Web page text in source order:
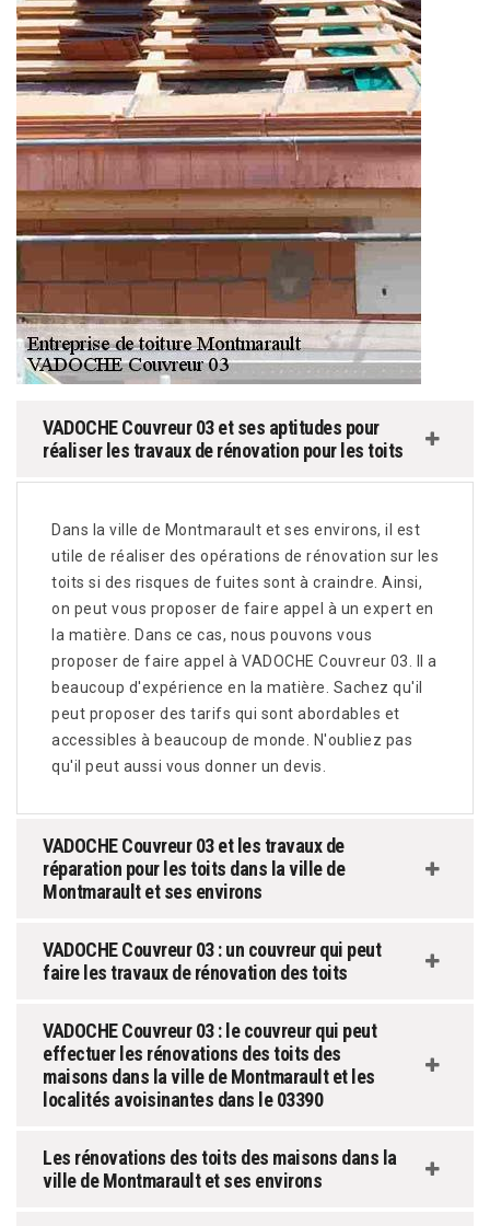
VADOCHE Couvreur 03 et ses aptitudes pour
réaliser les travaux de rénovation pour les toits
Dans la ville de Montmarault et ses environs, il est
utile de réaliser des opérations de rénovation sur les
toits si des risques de fuites sont à craindre. Ainsi,
on peut vous proposer de faire appel à un expert en
la matière. Dans ce cas, nous pouvons vous
proposer de faire appel à VADOCHE Couvreur 03. Il a
beaucoup d'expérience en la matière. Sachez qu'il
peut proposer des tarifs qui sont abordables et
accessibles à beaucoup de monde. N'oubliez pas
qu'il peut aussi vous donner un devis.
VADOCHE Couvreur 03 et les travaux de
réparation pour les toits dans la ville de
Montmarault et ses environs
VADOCHE Couvreur 03 : un couvreur qui peut
faire les travaux de rénovation des toits
VADOCHE Couvreur 03 : le couvreur qui peut
effectuer les rénovations des toits des
maisons dans la ville de Montmarault et les
localités avoisinantes dans le 03390
Les rénovations des toits des maisons dans la
ville de Montmarault et ses environs